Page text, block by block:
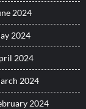
2024
2024
2024
2024
2024